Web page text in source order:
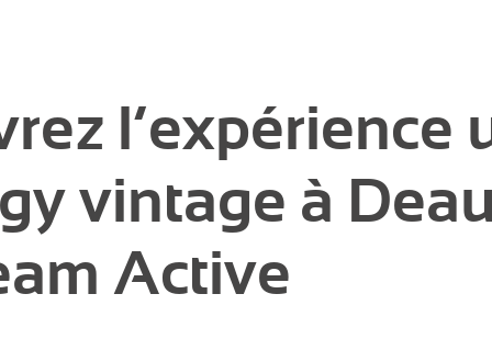
l’expérience
vintage à
Active